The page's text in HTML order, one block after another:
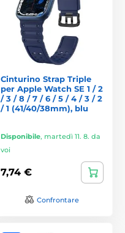
Cinturino Strap Triple
per Apple Watch SE 1 / 2
/ 3 / 8 / 7 / 6 / 5 / 4 / 3 / 2
/ 1 (41/40/38mm), blu
Disponibile, martedì 11. 8. da
voi
7,74 €
Confrontare